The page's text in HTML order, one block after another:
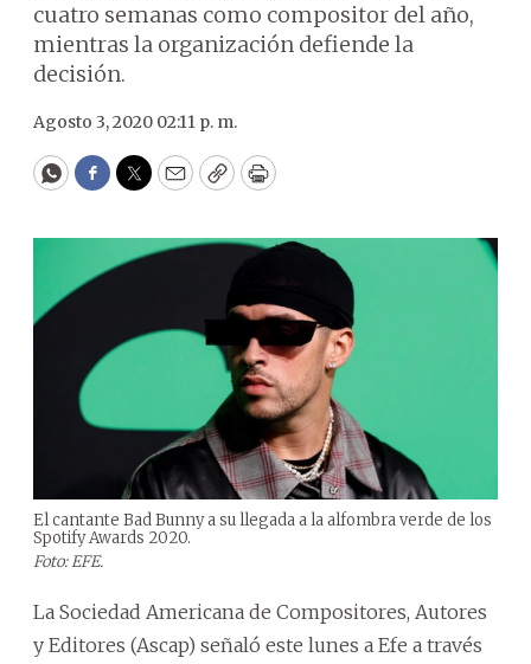
cuatro semanas como compositor del año,
mientras la organización defiende la
decisión.
Agosto 3, 2020 02:11 p. m.
WhatsApp
Facebook
Twitter
EmailCopyPrint
El cantante Bad Bunny a su llegada a la alfombra verde de los
Spotify Awards 2020.
Foto: EFE.
La Sociedad Americana de Compositores, Autores
y Editores (Ascap) señaló este lunes a Efe a través